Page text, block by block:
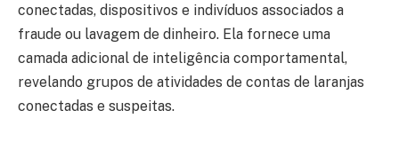
conectadas, dispositivos e indivíduos associados a
fraude ou lavagem de dinheiro. Ela fornece uma
camada adicional de inteligência comportamental,
revelando grupos de atividades de contas de laranjas
conectadas e suspeitas.